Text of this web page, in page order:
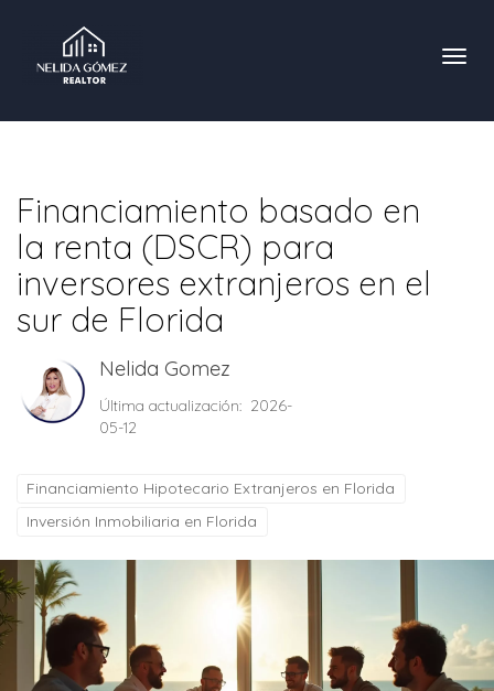
Financiamiento basado en
la renta (DSCR) para
inversores extranjeros en el
sur de Florida
Nelida Gomez
Última actualización: 2026-
05-12
Financiamiento Hipotecario Extranjeros en Florida
Inversión Inmobiliaria en Florida